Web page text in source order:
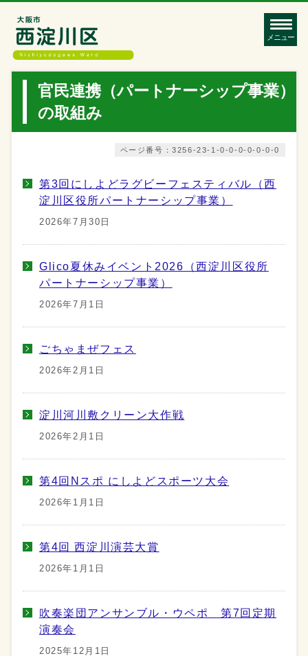
メニュー
官民連携（パートナーシップ事業）
の取組み
ページ番号：3256-23-1-0-0-0-0-0-0-0
第3回にしよどラグビーフェスティバル（西
淀川区役所パートナーシップ事業）
2026年7月30日
Glico夏休みイベント2026（西淀川区役所
パートナーシップ事業）
2026年7月1日
ごちゃまぜフェス
2026年2月1日
淀川河川敷クリーン大作戦
2026年2月1日
第4回Nスポ にしよどスポーツ大会
2026年1月1日
第4回 西淀川演芸大賞
2026年1月1日
吹奏楽団アンサンブル・ウペポ 第7回定期
演奏会
2025年12月1日